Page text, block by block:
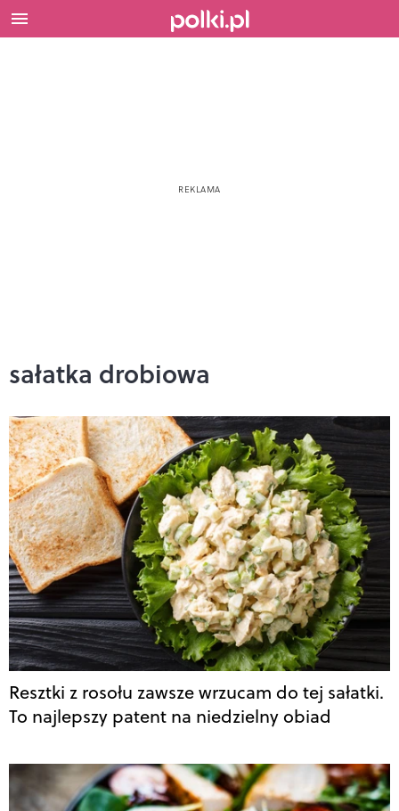
sałatka drobiowa
Resztki z rosołu zawsze wrzucam do tej sałatki.
To najlepszy patent na niedzielny obiad